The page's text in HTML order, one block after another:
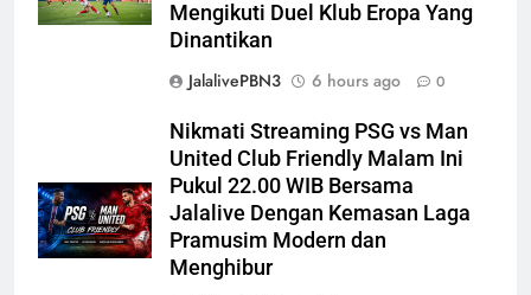
Mengikuti Duel Klub Eropa Yang
Dinantikan
JalalivePBN3
6 hours ago 0
Nikmati Streaming PSG vs Man
United Club Friendly Malam Ini
Pukul 22.00 WIB Bersama
Jalalive Dengan Kemasan Laga
Pramusim Modern dan
Menghibur